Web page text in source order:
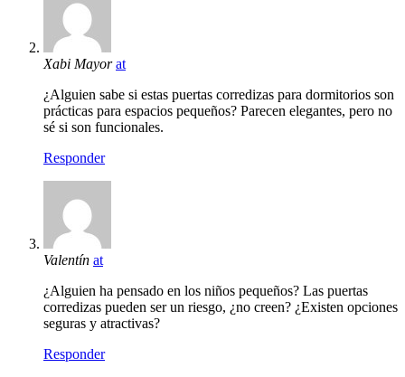
Xabi Mayorat
¿Alguien sabe si estas puertas corredizas para dormitorios son
prácticas para espacios pequeños? Parecen elegantes, pero no
sé si son funcionales.
Responder
Valentín at
¿Alguien ha pensado en los niños pequeños? Las puertas
corredizas pueden ser un riesgo, ¿no creen? ¿Existen opciones
seguras y atractivas?
Responder